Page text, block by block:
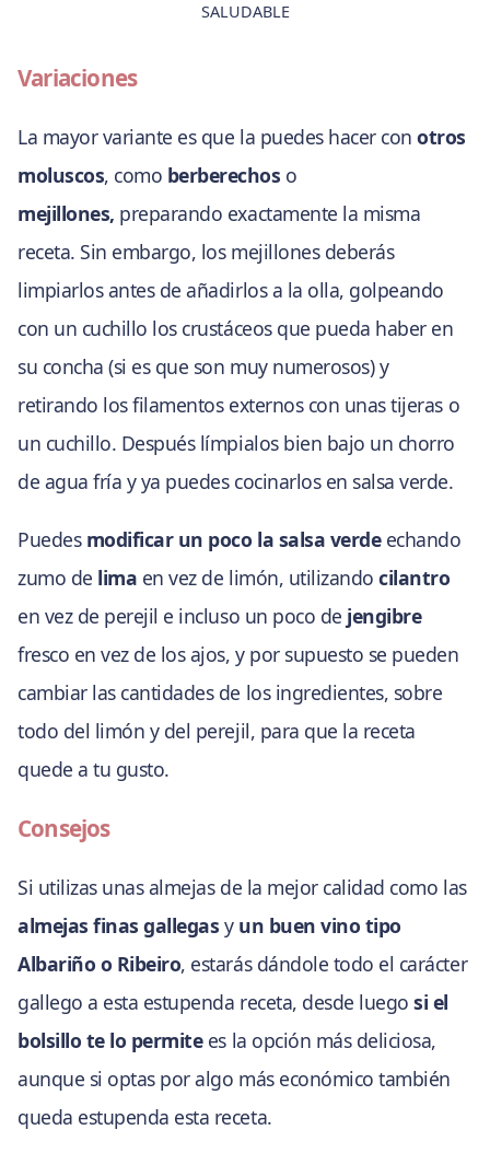
SALUDABLE
Variaciones
La mayor variante es que la puedes hacer conotros
moluscos, como berberechos o
mejillones, preparando exactamente la misma
receta. Sin embargo, los mejillones deberás
limpiarlos antes de añadirlos a la olla, golpeando
con un cuchillo los crustáceos que pueda haber en
su concha (si es que son muy numerosos) y
retirando los filamentos externos con unas tijeras o
un cuchillo. Después límpialos bien bajo un chorro
de agua fría y ya puedes cocinarlos en salsa verde.
Puedes modificar un poco la salsa verdeechando
zumo de lima en vez de limón, utilizandocilantro
en vez de perejil e incluso un poco de jengibre
fresco en vez de los ajos, y por supuesto se pueden
cambiar las cantidades de los ingredientes, sobre
todo del limón y del perejil, para que la receta
quede a tu gusto.
Consejos
Si utilizas unas almejas de la mejor calidad como las
almejas finas gallegas y un buen vino tipo
Albariño o Ribeiro, estarás dándole todo el carácter
gallego a esta estupenda receta, desde luegosi el
bolsillo te lo permitees la opción más deliciosa,
aunque si optas por algo más económico también
queda estupenda esta receta.